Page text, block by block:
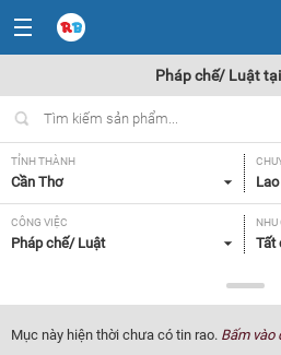
Pháp chế/ Luật
TỈNH THÀNH
Cần Thơ
CÔNG VIỆC
Pháp chế/ Luật
NHU
Tất
Tất cả
Mục này hiện thời chưa có tin rao. Bấm vào